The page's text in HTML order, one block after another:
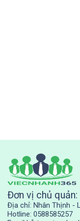
Đơn vị chủ quản:
Địa chỉ: Nhân Thịnh -
Hotline: 0588585257